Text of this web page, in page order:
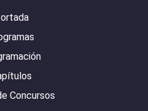
Concursos